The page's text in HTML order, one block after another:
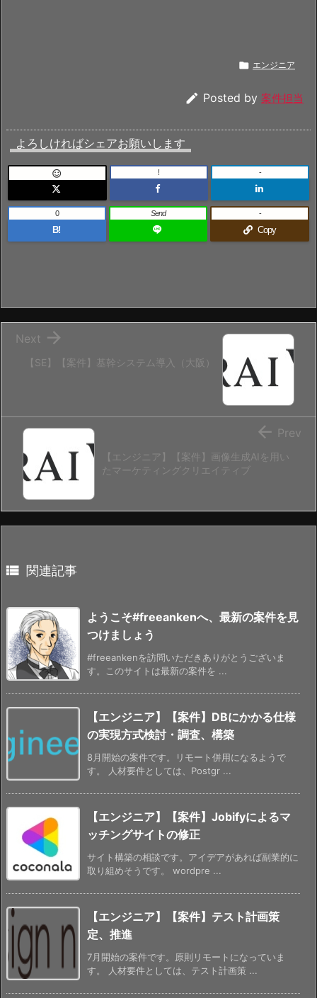
 エンジニア
 Posted by 案件担当
よろしければシェアお願いします
 ! -
B!
0 Send
Copy
-
【SE】【案件】基幹システム導入（大阪）

Next
【エンジニア】【案件】画像生成AIを用い
たマーケティングクリエイティブ
 Prev
 関連記事
ようこそ#freeankenへ、最新の案件を見
つけましょう
#freeankenを訪問いただきありがとうございま
す。このサイトは最新の案件を ...
【エンジニア】【案件】DBにかかる仕様
の実現方式検討・調査、構築
8月開始の案件です。リモート併用になるようで
す。 人材要件としては、Postgr ...
【エンジニア】【案件】Jobifyによるマ
ッチングサイトの修正
サイト構築の相談です。アイデアがあれば副業的に
取り組めそうです。 wordpre ...
【エンジニア】【案件】テスト計画策
定、推進
7月開始の案件です。原則リモートになっていま
す。 人材要件としては、テスト計画策 ...